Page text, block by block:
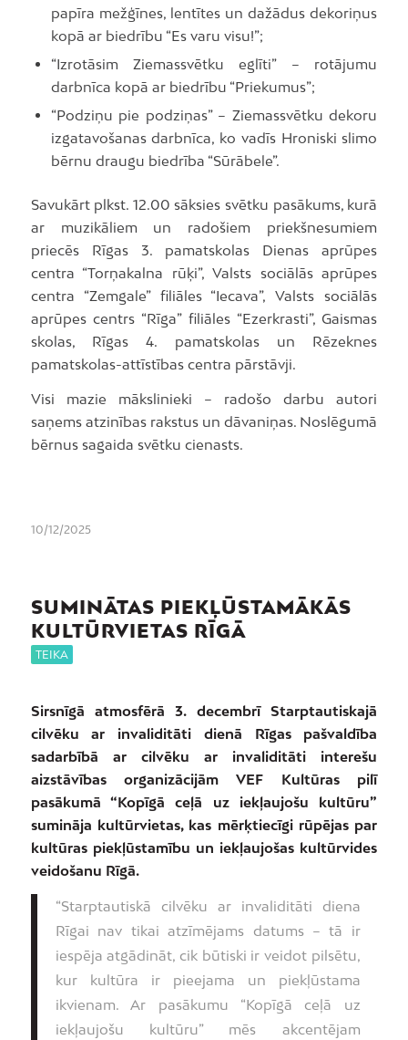
papīra mežģīnes, lentītes un dažādus dekoriņus
kopā ar biedrību “Es varu visu!”;
“Izrotāsim Ziemassvētku eglīti” – rotājumu
darbnīca kopā ar biedrību “Priekumus”;
“Podziņu pie podziņas” – Ziemassvētku dekoru
izgatavošanas darbnīca, ko vadīs Hroniski slimo
bērnu draugu biedrība “Sūrābele”.
Savukārt plkst. 12.00 sāksies svētku pasākums, kurā
ar muzikāliem un radošiem priekšnesumiem
priecēs Rīgas 3. pamatskolas Dienas aprūpes
centra “Torņakalna rūķi”, Valsts sociālās aprūpes
centra “Zemgale” filiāles “Iecava”, Valsts sociālās
aprūpes centrs “Rīga” filiāles “Ezerkrasti”, Gaismas
skolas, Rīgas 4. pamatskolas un Rēzeknes
pamatskolas-attīstības centra pārstāvji.
Visi mazie mākslinieki – radošo darbu autori
saņems atzinības rakstus un dāvaniņas. Noslēgumā
bērnus sagaida svētku cienasts.
10/12/2025
SUMINĀTAS PIEKĻŪSTAMĀKĀS
KULTŪRVIETAS RĪGĀ
TEIKA
Sirsnīgā atmosfērā 3. decembrī Starptautiskajā
cilvēku ar invaliditāti dienā Rīgas pašvaldība
sadarbībā ar cilvēku ar invaliditāti interešu
aizstāvības organizācijām VEF Kultūras pilī
pasākumā “Kopīgā ceļā uz iekļaujošu kultūru”
sumināja kultūrvietas, kas mērķtiecīgi rūpējas par
kultūras piekļūstamību un iekļaujošas kultūrvides
veidošanu Rīgā.
“Starptautiskā cilvēku ar invaliditāti diena
Rīgai nav tikai atzīmējams datums – tā ir
iespēja atgādināt, cik būtiski ir veidot pilsētu,
kur kultūra ir pieejama un piekļūstama
ikvienam. Ar pasākumu “Kopīgā ceļā uz
iekļaujošu kultūru” mēs akcentējam